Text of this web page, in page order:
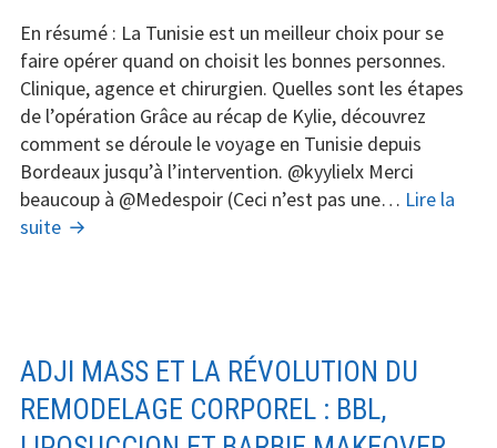
(Tunisie)
En résumé : La Tunisie est un meilleur choix pour se
faire opérer quand on choisit les bonnes personnes.
Clinique, agence et chirurgien. Quelles sont les étapes
de l’opération Grâce au récap de Kylie, découvrez
comment se déroule le voyage en Tunisie depuis
Bordeaux jusqu’à l’intervention. @kyylielx Merci
beaucoup à @Medespoir (Ceci n’est pas une… Lire la
suite Chirurgie
en
Tunisie
?
ADJI MASS ET LA RÉVOLUTION DU
REMODELAGE CORPOREL : BBL,